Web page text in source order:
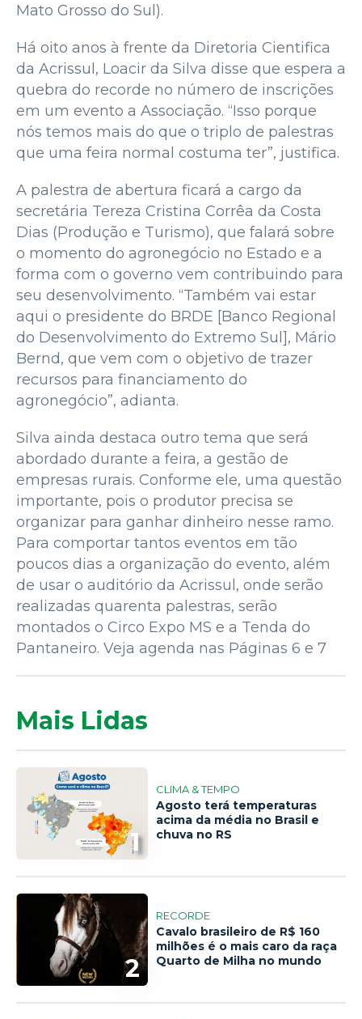
Mato Grosso do Sul).
Há oito anos à frente da Diretoria Cientifica
da Acrissul, Loacir da Silva disse que espera a
quebra do recorde no número de inscrições
em um evento a Associação. “Isso porque
nós temos mais do que o triplo de palestras
que uma feira normal costuma ter”, justifica.
A palestra de abertura ficará a cargo da
secretária Tereza Cristina Corrêa da Costa
Dias (Produção e Turismo), que falará sobre
o momento do agronegócio no Estado e a
forma com o governo vem contribuindo para
seu desenvolvimento. “Também vai estar
aqui o presidente do BRDE [Banco Regional
do Desenvolvimento do Extremo Sul], Mário
Bernd, que vem com o objetivo de trazer
recursos para financiamento do
agronegócio”, adianta.
Silva ainda destaca outro tema que será
abordado durante a feira, a gestão de
empresas rurais. Conforme ele, uma questão
importante, pois o produtor precisa se
organizar para ganhar dinheiro nesse ramo.
Para comportar tantos eventos em tão
poucos dias a organização do evento, além
de usar o auditório da Acrissul, onde serão
realizadas quarenta palestras, serão
montados o Circo Expo MS e a Tenda do
Pantaneiro. Veja agenda nas Páginas 6 e 7
Mais Lidas
1
CLIMA & TEMPO
Agosto terá temperaturas
acima da média no Brasil e
chuva no RS
2
RECORDE
Cavalo brasileiro de R$ 160
milhões é o mais caro da raça
Quarto de Milha no mundo